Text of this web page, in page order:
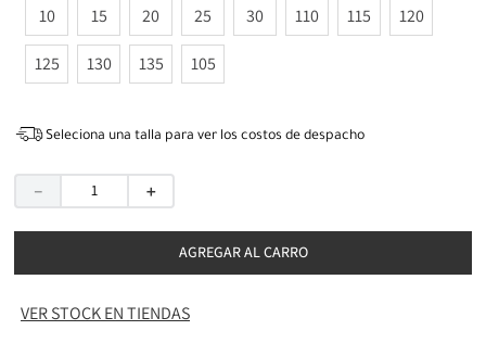
10 15 20 25 30 110 115 120
125 130 135 105
Seleciona una talla para ver los costos de despacho
＋
－
AGREGAR AL CARRO
VER STOCK EN TIENDAS